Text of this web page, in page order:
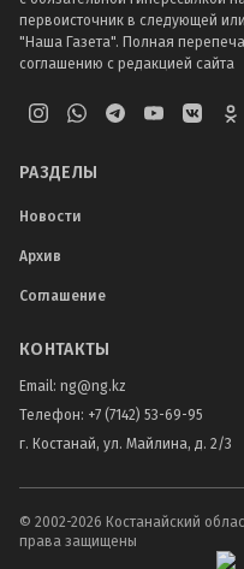
первоисточник в следующей
"Наша Газета". Полная
соглашению с редакцией сайта
РАЗДЕЛЫ
Новости
Архив
Соглашение
КОНТАКТЫ
Email: ng@ng.kz
Телефон: +7 (7142) 53-69-95
г. Костанай, ул. Майлина, д. 2/3
© 2002-2026 Костанайский
права защищены